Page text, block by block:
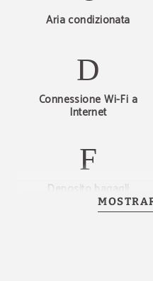
Aria condizionata
Connessione Wi-Fi a
Internet
Deposito bagagli